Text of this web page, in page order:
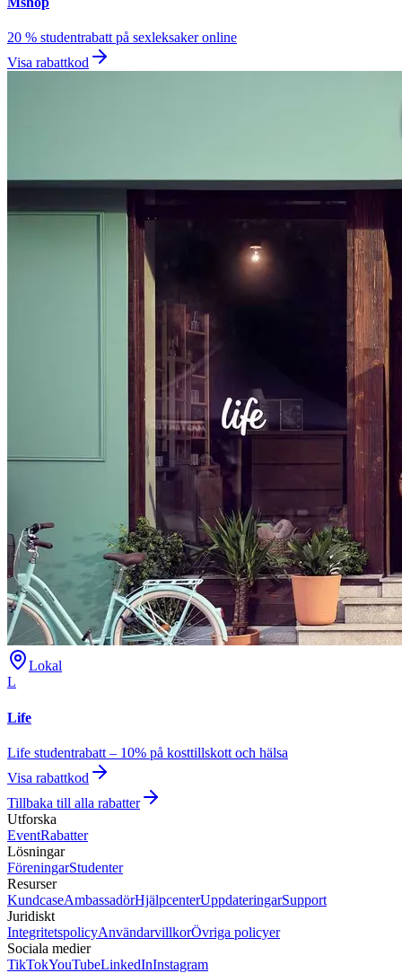
20 % studentrabatt på sexleksaker online
Visa rabattkod
Lokal
L
Life
Life studentrabatt – 10% på kosttillskott och hälsa
Visa rabattkod
Tillbaka till alla rabatter
Utforska
EventRabatter
Lösningar
FöreningarStudenter
Resurser
KundcaseAmbassadörHjälpcenterUppdateringarSupport
Juridiskt
IntegritetspolicyAnvändarvillkorÖvriga policyer
Sociala medier
TikTokYouTubeLinkedInInstagram